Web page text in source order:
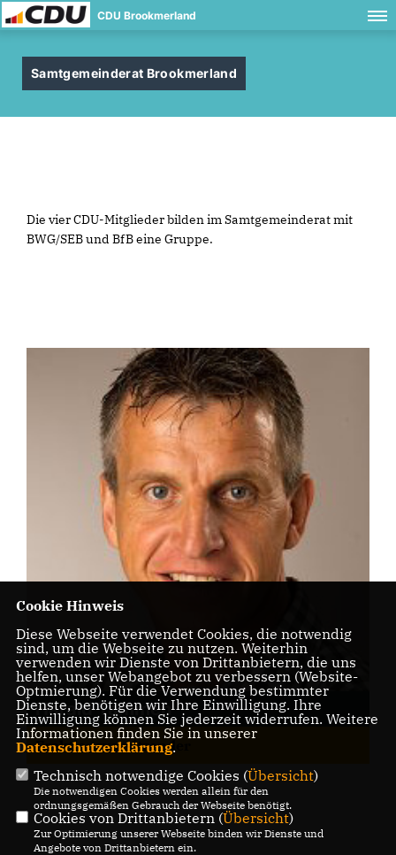
CDU Brookmerland
Samtgemeinderat Brookmerland
Die vier CDU-Mitglieder bilden im Samtgemeinderat mit
BWG/SEB und BfB eine Gruppe.
Harald Tammen
Fraktionsvorsitzender
Cookie Hinweis
Diese Webseite verwendet Cookies, die notwendig
sind, um die Webseite zu nutzen. Weiterhin
verwenden wir Dienste von Drittanbietern, die uns
helfen, unser Webangebot zu verbessern (Website-
Optmierung). Für die Verwendung bestimmter
Dienste, benötigen wir Ihre Einwilligung. Ihre
Einwilligung können Sie jederzeit widerrufen. Weitere
Informationen finden Sie in unserer
Datenschutzerklärung.
Technisch notwendige Cookies (Übersicht)
Die notwendigen Cookies werden allein für den
ordnungsgemäßen Gebrauch der Webseite benötigt.
Cookies von Drittanbietern (Übersicht)
Zur Optimierung unserer Webseite binden wir Dienste und
Angebote von Drittanbietern ein.